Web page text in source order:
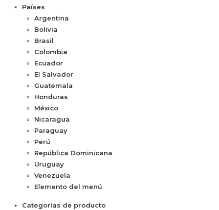
Países
Argentina
Bolivia
Brasil
Colombia
Ecuador
El Salvador
Guatemala
Honduras
México
Nicaragua
Paraguay
Perú
República Dominicana
Uruguay
Venezuela
Elemento del menú
Categorías de producto